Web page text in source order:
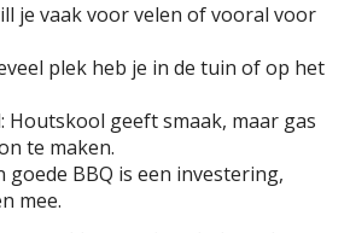
je vaak voor velen of vooral voor
plek heb je in de tuin of op het
Houtskool geeft smaak, maar gas
te maken.
goede BBQ is een investering,
mee.